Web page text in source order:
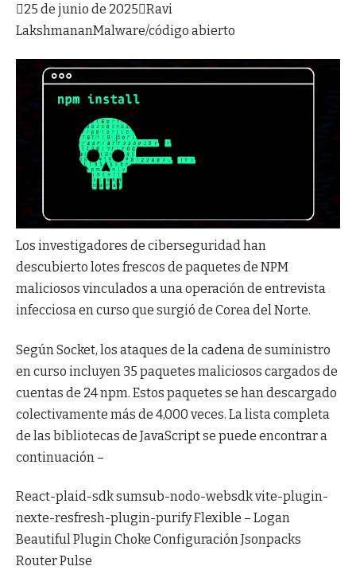
25 de junio de 2025Ravi
LakshmananMalware/código abierto
Los investigadores de ciberseguridad han
descubierto lotes frescos de paquetes de NPM
maliciosos vinculados a una operación de entrevista
infecciosa en curso que surgió de Corea del Norte.
Según Socket, los ataques de la cadena de suministro
en curso incluyen 35 paquetes maliciosos cargados de
cuentas de 24 npm. Estos paquetes se han descargado
colectivamente más de 4,000 veces. La lista completa
de las bibliotecas de JavaScript se puede encontrar a
continuación –
React-plaid-sdk sumsub-nodo-websdk vite-plugin-
nexte-resfresh-plugin-purify Flexible – Logan
Beautiful Plugin Choke Configuración Jsonpacks
Router Pulse